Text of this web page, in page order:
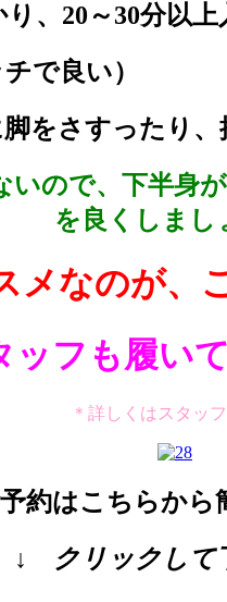
、20～30分以上
で良い）
をさすったり、
ので、下半身
を良くしまし
メなのが、
ッフも履い
＊詳しくはスタッ
約はこちらか
↓ クリックして